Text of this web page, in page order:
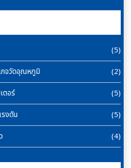
(5)
จวัดอุณหภูมิ
(2)
ตอร์
(5)
งดัน
(5)
(4)